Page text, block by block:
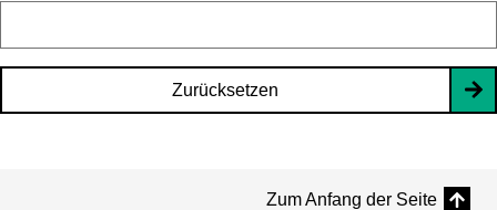
Zurücksetzen
Zum Anfang der Seite